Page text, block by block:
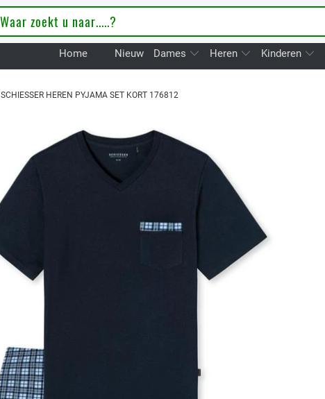
Home Nieuw Dames Heren Kinderen
SCHIESSER HEREN PYJAMA SET KORT 176812